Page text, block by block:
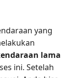
yang
lama
ini. Setelah